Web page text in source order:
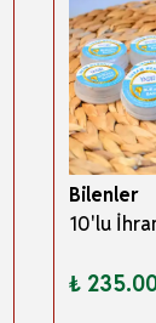
Bilenler
₺